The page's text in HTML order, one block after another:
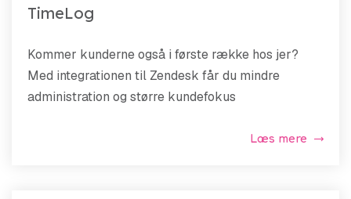
TimeLog
Kommer kunderne også i første række hos jer?
Med integrationen til Zendesk får du mindre
administration og større kundefokus
Læs mere